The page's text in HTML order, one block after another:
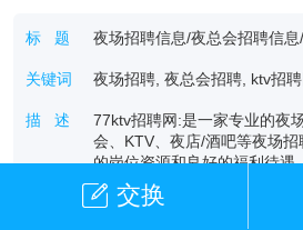
标 题 夜场招聘信息/夜总会招聘信
关键词 夜场招聘, 夜总会招聘, ktv招
描 述
77ktv招聘网:是一家专业的夜
会、KTV、夜店/酒吧等夜场
的岗位资源和良好的福利待遇
们，开启你的夜场招聘之旅！
交换